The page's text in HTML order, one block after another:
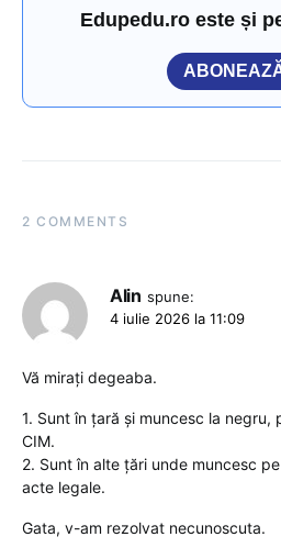
Edupedu.ro este și
2 COMMENTS
Alin spune:
4 iulie 2026 la 11:09
Vă mirați degeaba.
1. Sunt în țară și muncesc la negru,
CIM.
2. Sunt în alte țări unde muncesc
acte legale.
Gata, v-am rezolvat necunoscuta.